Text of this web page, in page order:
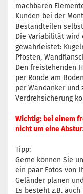
machbaren
Kunden bei der
Bestandteilen
Die Variabilität wird
gewährleistet:
Pfosten,
Den freistehenden
per Ronde am
per Wandanker
Verdrehsicherung
Wichtig: bei einem
nichtum eine
Tipp:
Gerne können Sie
ein paar Fotos von
Geländer planen
Es besteht z.B.